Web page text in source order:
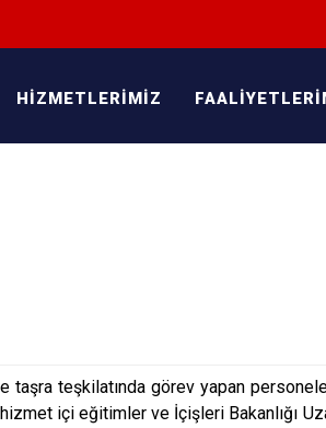
HİZMETLERİMİZ
taşra teşkilatında görev yapan
içi eğitimler ve İçişleri Bakanlığı